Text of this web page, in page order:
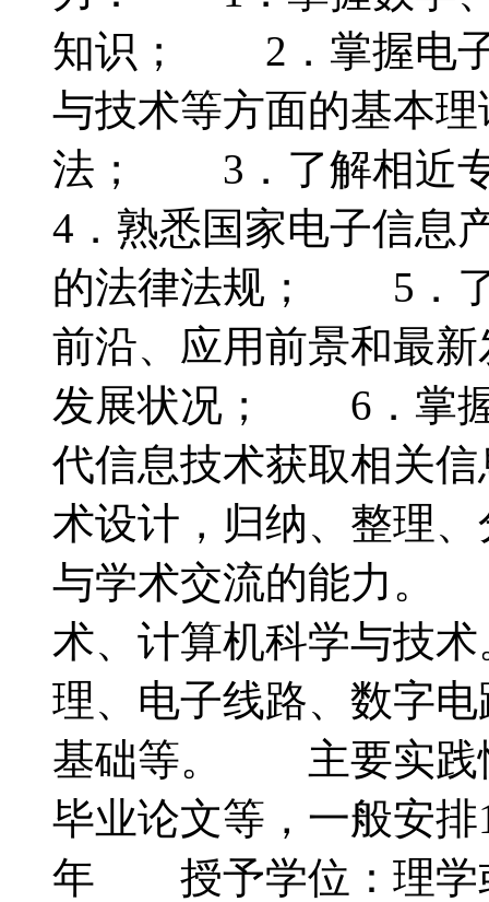
知识； 2．掌握电子
与技术等方面的基本
法； 3．了解相近
4．熟悉国家电子信息
的法律法规； 5．了
前沿、应用前景和最
发展状况； 6．掌握
代信息技术获取相关
术设计，归纳、整理
与学术交流的能力。
术、计算机科学与技
理、电子线路、数字
基础等。 主要实践
毕业论文等，一般安
年 授予学位：理学